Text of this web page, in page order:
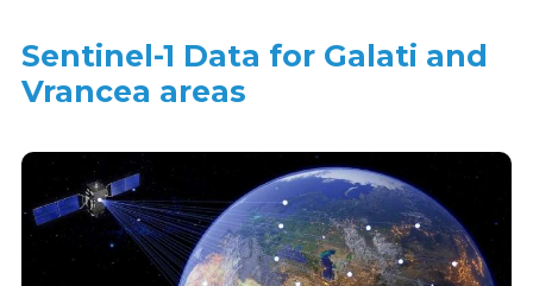
Sentinel-1 Data for Galati and
Vrancea areas